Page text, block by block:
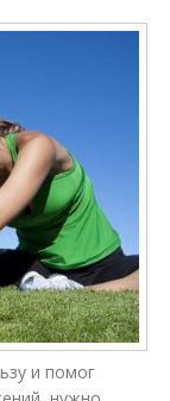
и помог